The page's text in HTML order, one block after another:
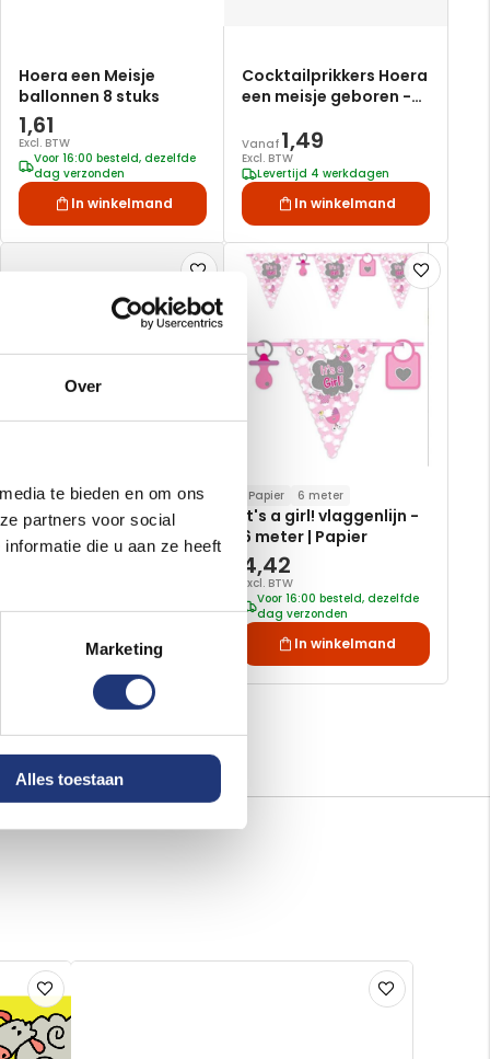
Over
te bieden en om ons
partners voor social
die u aan ze heeft
Marketing
Alles toestaan
Hoera een Meisje
ballonnen 8 stuks
1,61
Excl. BTW
Voor 16:00 besteld, dezelfde
dag verzonden
In winkelmand
Cocktailprikkers Hoera
een meisje geboren -
Vanaf 1,49
Excl. BTW
Levertijd 4 werkdagen
In winkelmand
Voeg
aan
verlanglijst
90x150cm
Geboortevlag Meisje
90x150cm It's a Girl
dag verzonden
In winkelmand
Voeg
toe
aan
Papier 6 meter
It's a girl! vlaggenlijn -
6 meter | Papier
4,42
Excl. BTW
Voor 16:00 besteld, dezelfde
dag verzonden
In winkelmand
Voeg
toe
aan
verlanglijst
Voeg
toe